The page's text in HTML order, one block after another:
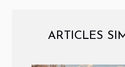
ARTICLES